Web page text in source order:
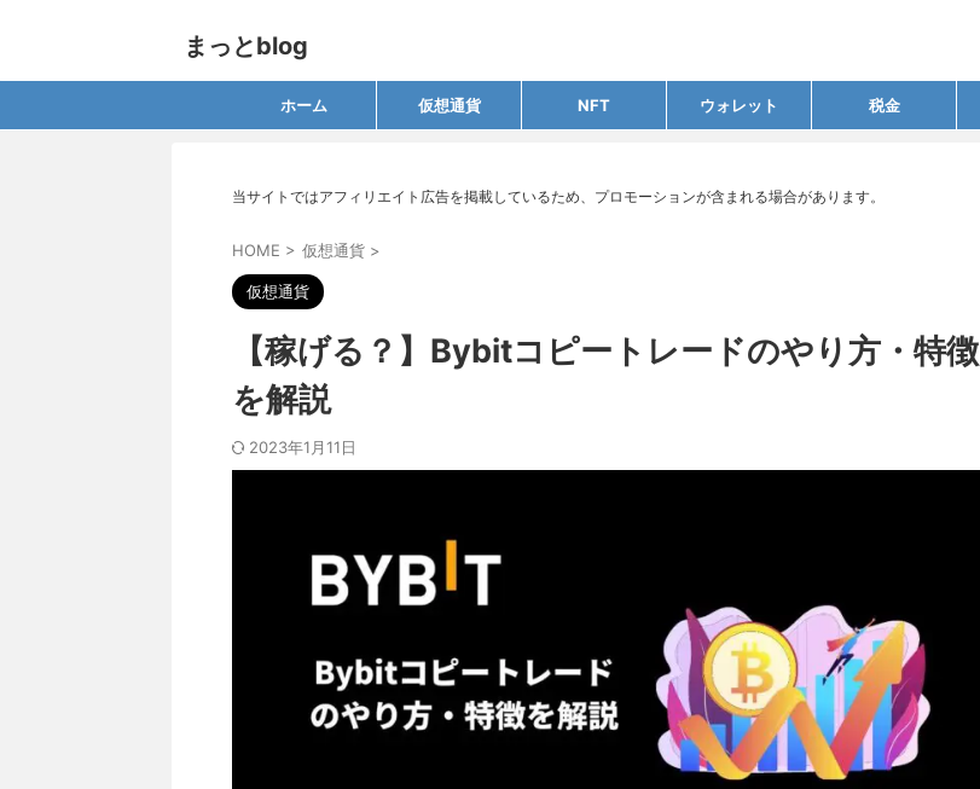
まっとblog
ホーム 仮想通貨 NFT ウォレット 税金
当サイトではアフィリエイト広告を掲載しているため、プロモーションが含まれる場合があります。
HOME > 仮想通貨 >
仮想通貨
【稼げる？】Bybitコピートレードのやり方・特徴
を解説
2023年1月11日